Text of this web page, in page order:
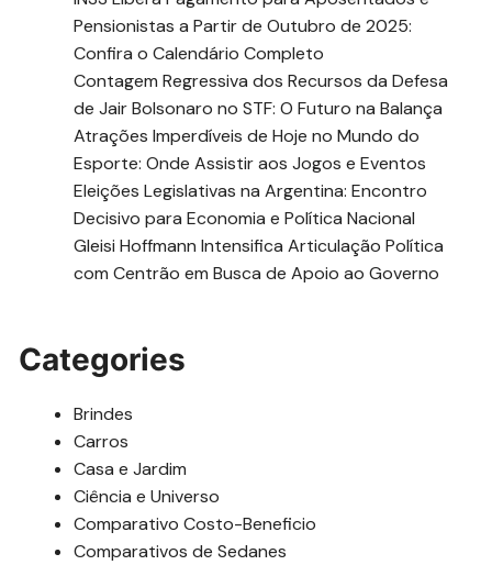
Pensionistas a Partir de Outubro de 2025:
Confira o Calendário Completo
Contagem Regressiva dos Recursos da Defesa
de Jair Bolsonaro no STF: O Futuro na Balança
Atrações Imperdíveis de Hoje no Mundo do
Esporte: Onde Assistir aos Jogos e Eventos
Eleições Legislativas na Argentina: Encontro
Decisivo para Economia e Política Nacional
Gleisi Hoffmann Intensifica Articulação Política
com Centrão em Busca de Apoio ao Governo
Categories
Brindes
Carros
Casa e Jardim
Ciência e Universo
Comparativo Costo-Beneficio
Comparativos de Sedanes